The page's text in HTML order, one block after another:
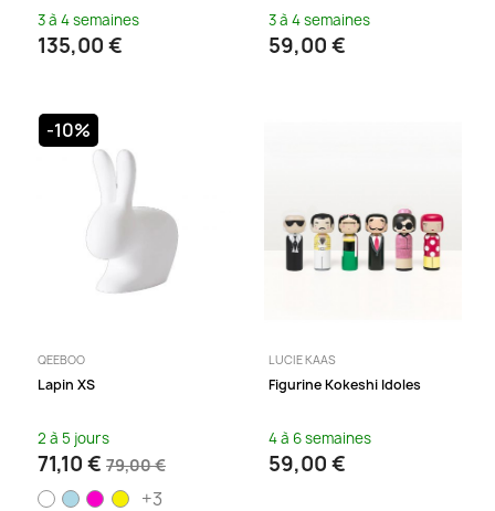
3 à 4 semaines
135,00 €
3 à 4 semaines
59,00 €
QEEBOO
Lapin XS
2 à 5 jours
71,10 € 79,00 €
+3
-10%
LUCIE KAAS
Figurine Kokeshi Idoles
4 à 6 semaines
59,00 €